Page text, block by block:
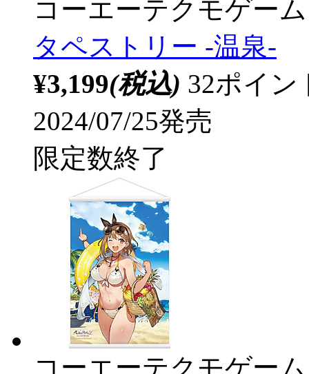
コーエーテクモゲー
タペストリー -温泉-
¥3,199(税込) 32ポイ
2024/07/25発売
限定数終了
コーエーテクモゲー